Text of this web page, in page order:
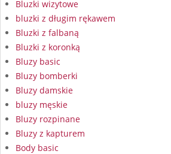
Bluzki wizytowe
bluzki z długim rękawem
Bluzki z falbaną
Bluzki z koronką
Bluzy basic
Bluzy bomberki
Bluzy damskie
bluzy męskie
Bluzy rozpinane
Bluzy z kapturem
Body basic